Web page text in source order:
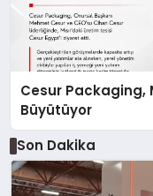
Cesur Packaging,
Büyütüyor
Son Dakika